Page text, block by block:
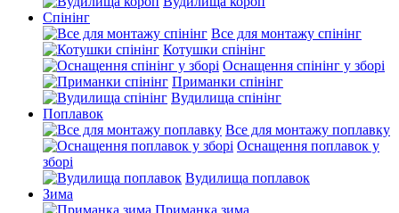
Спінінг
Все для монтажу спінінг
Котушки спінінг
Оснащення спінінг у зборі
Приманки спінінг
Вудилища спінінг
Поплавок
Все для монтажу поплавку
Оснащення поплавок у
зборі
Вудилища поплавок
Зима
Приманка зима